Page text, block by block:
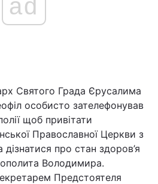
ad
Святого Града Єрусалима
особисто зателефонував
щоб привітати
Православної Церкви з
про стан здоров’я
Володимира.
Предстоятеля